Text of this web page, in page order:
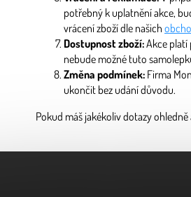
potřebný k uplatnění akce,
vrácení zboží dle našich
Dostupnost zboží:Akce platí
nebude možné tuto
Změna podmínek: Firma
ukončit bez udání důvodu.
Pokud máš jakékoliv dotazy